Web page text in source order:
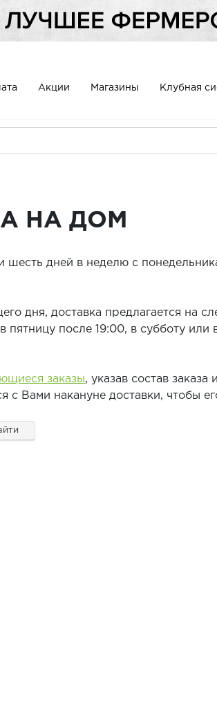
Акции Магазины Клубная
НА ДОМ
дней в неделю с
дня, доставка предлагается на
пятницу после 19:00, в субботу
заказы, указав состав
Вами накануне доставки, чтобы